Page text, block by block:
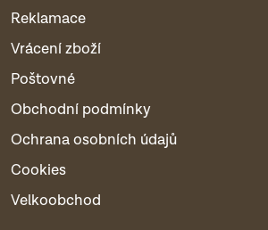
Reklamace
Vrácení zboží
Poštovné
Obchodní podmínky
Ochrana osobních údajů
Cookies
Velkoobchod